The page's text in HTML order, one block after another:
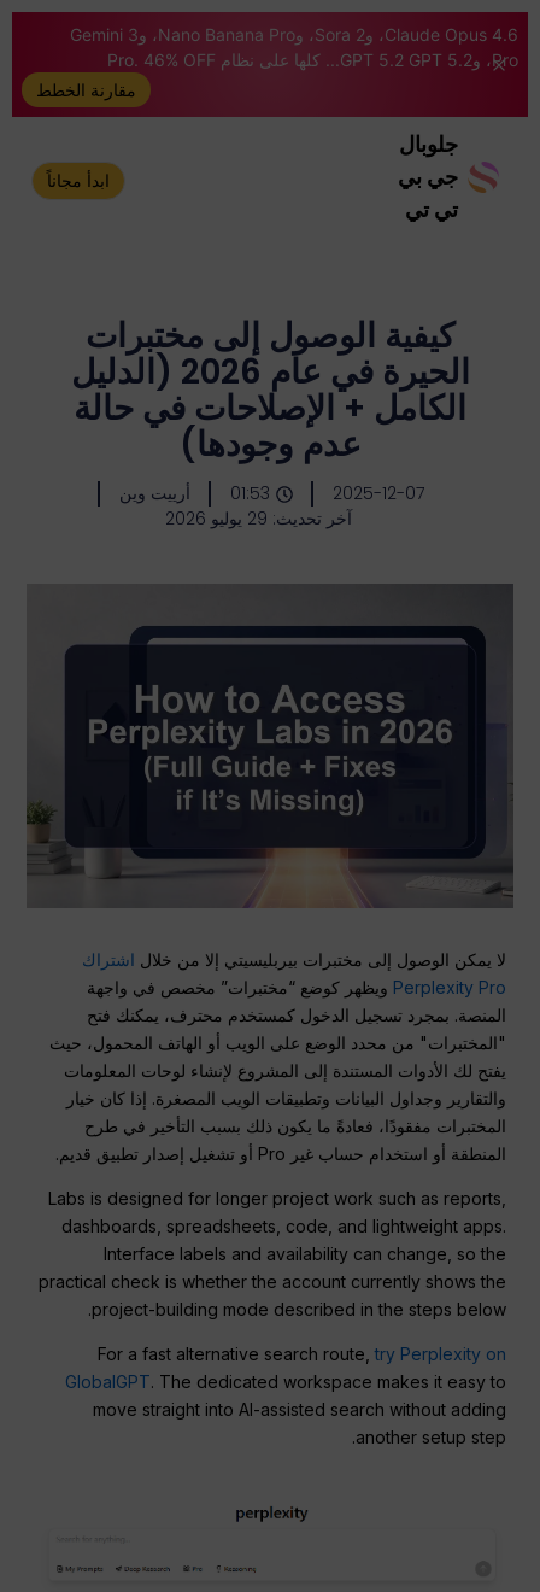
Claude Opus 4.6، وSora 2، وNano Banana Pro، وGemini 3
Pro، وGPT 5.2 GPT 5.2... كلها على نظام Pro. 46% OFF
مقارنة الخطط
جلوبال
جي بي
تي تي
ابدأ مجاناً
كيفية الوصول إلى مختبرات
الحيرة في عام 2026 (الدليل
الكامل + الإصلاحات في حالة
عدم وجودها)
2025-12-07
01:53
أرييت وين
آخر تحديث: 29 يوليو 2026
لا يمكن الوصول إلى مختبرات بيربليسيتي إلا من خلال اشتراك
Perplexity Pro ويظهر كوضع “مختبرات” مخصص في واجهة
المنصة. بمجرد تسجيل الدخول كمستخدم محترف، يمكنك فتح
"المختبرات" من محدد الوضع على الويب أو الهاتف المحمول، حيث
يفتح لك الأدوات المستندة إلى المشروع لإنشاء لوحات المعلومات
والتقارير وجداول البيانات وتطبيقات الويب المصغرة. إذا كان خيار
المختبرات مفقودًا، فعادةً ما يكون ذلك بسبب التأخير في طرح
المنطقة أو استخدام حساب غير Pro أو تشغيل إصدار تطبيق قديم.
Labs is designed for longer project work such as reports,
dashboards, spreadsheets, code, and lightweight apps.
Interface labels and availability can change, so the
practical check is whether the account currently shows the
project-building mode described in the steps below.
For a fast alternative search route,try Perplexity on
GlobalGPT. The dedicated workspace makes it easy to
move straight into AI-assisted search without adding
another setup step.